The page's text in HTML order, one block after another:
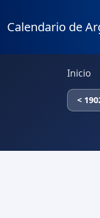
Calendario de
Inicio
<